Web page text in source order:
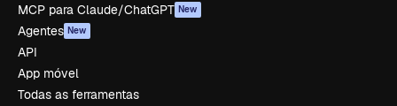
MCP para Claude/ChatGPT New
Agentes New
API
App móvel
Todas as ferramentas